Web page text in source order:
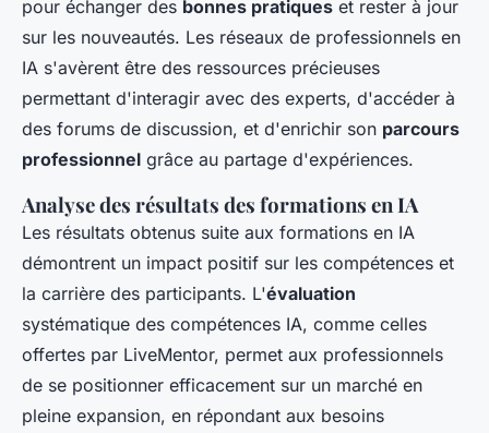
pour échanger des bonnes pratiques et rester à jour
sur les nouveautés. Les réseaux de professionnels en
IA s'avèrent être des ressources précieuses
permettant d'interagir avec des experts, d'accéder à
des forums de discussion, et d'enrichir son parcours
professionnel grâce au partage d'expériences.
Analyse des résultats des formations en IA
Les résultats obtenus suite aux formations en IA
démontrent un impact positif sur les compétences et
la carrière des participants. L'évaluation
systématique des compétences IA, comme celles
offertes par LiveMentor, permet aux professionnels
de se positionner efficacement sur un marché en
pleine expansion, en répondant aux besoins